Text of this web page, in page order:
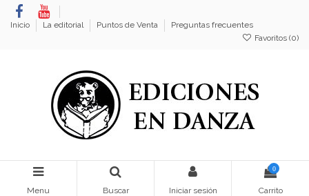
Inicio La editorial Puntos de Venta
Preguntas frecuentes
Favoritos (0)
Menu Buscar Iniciar sesión
0
Carrito